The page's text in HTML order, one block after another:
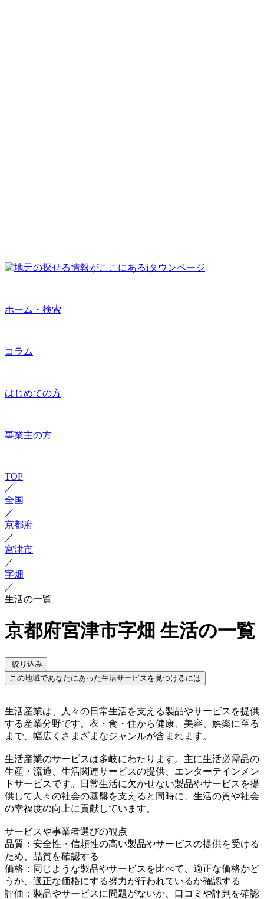
ホーム・検索
コラム
はじめての方
事業主の方
TOP
／
全国
／
京都府
／
宮津市
／
字畑
／
生活の一覧
京都府宮津市字畑 生活の一覧
絞り込み
この地域であなたにあった生活サービスを見つけるには
生活産業は、人々の日常生活を支える製品やサービスを提供
する産業分野です。衣・食・住から健康、美容、娯楽に至る
まで、幅広くさまざまなジャンルが含まれます。
生活産業のサービスは多岐にわたります。主に生活必需品の
生産・流通、生活関連サービスの提供、エンターテインメン
トサービスです。日常生活に欠かせない製品やサービスを提
供して人々の社会の基盤を支えると同時に、生活の質や社会
の幸福度の向上に貢献しています。
サービスや事業者選びの観点
品質：安全性・信頼性の高い製品やサービスの提供を受ける
ため、品質を確認する
価格：同じような製品やサービスを比べて、適正な価格かど
うか、適正な価格にする努力が行われているか確認する
評価：製品やサービスに問題がないか、口コミや評判を確認